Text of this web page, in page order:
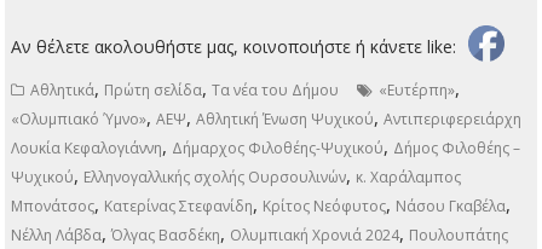
Αν θέλετε ακολουθήστε μας, κοινοποιήστε ή κάνετε like:
Αθλητικά, Πρώτη σελίδα,Τα νέα του Δήμου «Ευτέρπη»,
«Ολυμπιακό Ύμνο»,ΑΕΨ,Αθλητική Ένωση Ψυχικού,Αντιπεριφερειάρχη
Λουκία Κεφαλογιάννη, Δήμαρχος Φιλοθέης-Ψυχικού, Δήμος Φιλοθέης –
Ψυχικού, Ελληνογαλλικής σχολής Ουρσουλινών, κ. Χαράλαμπος
Μπονάτσος, Κατερίνας Στεφανίδη, Κρίτος Νεόφυτος, Νάσου Γκαβέλα,
Νέλλη Λάβδα,Όλγας Βασδέκη, Ολυμπιακή Χρονιά 2024, Πουλουπάτης